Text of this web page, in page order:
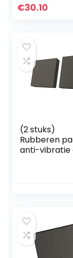
machines
€30.10
(2 stuks)
Rubberen
anti-vibratie